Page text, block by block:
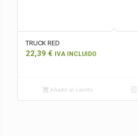
TRUCK RED
22,39 € IVA INCLUIDO
Añadir al carrito